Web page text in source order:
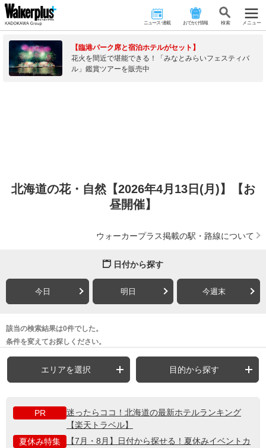
ニュース･連載 おでかけ情報 検 索 メニュー
【臨港パーク席と宿泊ホテルがセット】
花火を間近で堪能できる！「みなとみらいフェスティバ
ル」鑑賞ツアーを販売中
北海道の花・自然【2026年4月13日(月)】【お
昼開催】
ウォーカープラス掲載の駅・路線について
日付から探す
今日 明日 今週末
該当の検索結果は0件でした。
条件を変えてお探しください。
エリアを選択 目的から探す
PR
迷ったらココ！北海道の最新ホテルランキング
【楽天トラベル】
夏休み特集
【7月・8月】日付から探せる！夏休みイベントカ